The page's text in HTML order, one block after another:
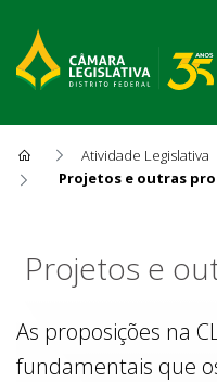
Atividade Legislativa
Projetos e outras
Projetos e
As proposições na
fundamentais que